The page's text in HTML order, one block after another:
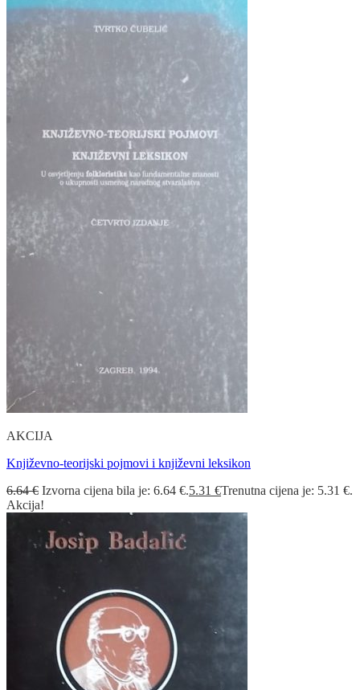
AKCIJA
Književno-teorijski pojmovi i književni leksikon
6.64€ Izvorna cijena bila je: 6.64 €.5.31 €Trenutna cijena je: 5.31 €.
Akcija!